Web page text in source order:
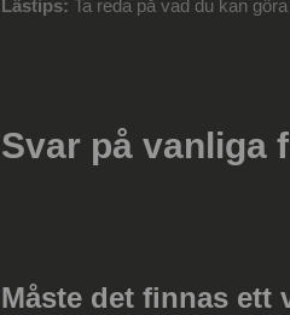
Lästips: Ta reda på vad du kan
Svar på vanliga
Måste det finnas ett